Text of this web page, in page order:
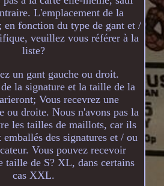
L'emplacement de la
en fonction du type de gant et /
veuillez vous référer à la
liste?
un gant gauche ou droit.
la signature et la taille de la
Vous recevrez une
ou droite. Nous n'avons pas la
les tailles de maillots, car ils
des signatures et / ou
Vous pouvez recevoir
taille de S? XL, dans certains
cas XXL.